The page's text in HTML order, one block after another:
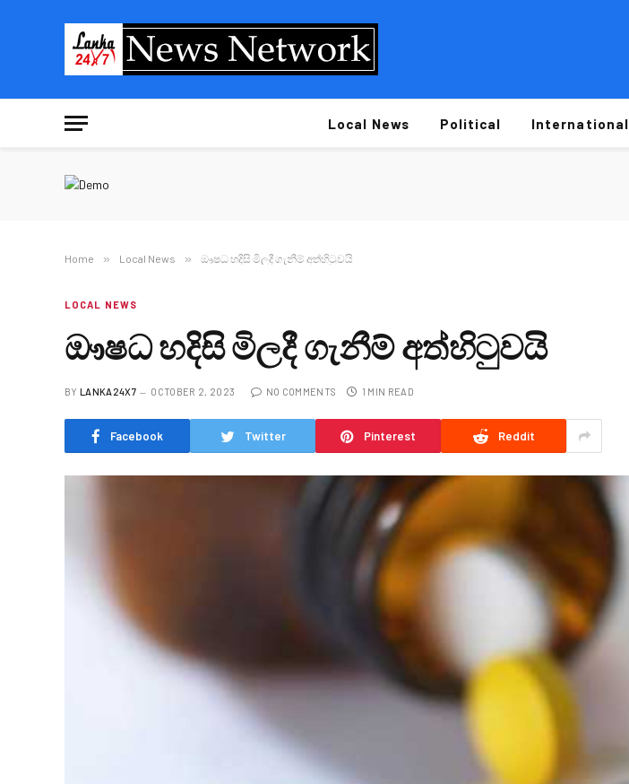
Local News Political International
Home » Local News » ඖෂධ හදිසි මිලදී ගැනීම් අත්හිටුවයි
LOCAL NEWS
ඖෂධ හදිසි මිලදී ගැනීම් අත්හිටුවයි
BY LANKA24X7 OCTOBER 2, 2023 NO COMMENTS 1 MIN READ
Facebook Twitter Pinterest Reddit